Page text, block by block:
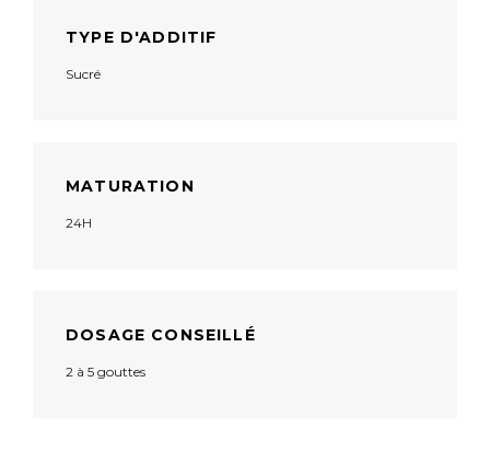
TYPE D'ADDITIF
Sucré
MATURATION
24H
DOSAGE CONSEILLÉ
2 à 5 gouttes